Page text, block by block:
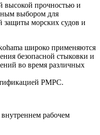
высокой прочностью и
выбором для
защиты морских судов и
широко применяются
безопасной стыковки и
во время различных
РМРС.
рабочем